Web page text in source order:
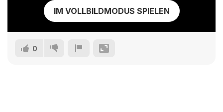
IM VOLLBILDMODUS SPIELEN
0